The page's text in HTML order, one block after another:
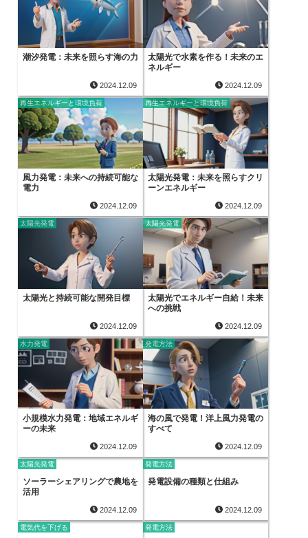
潮汐発電：未来を照らす海の力
2024.12.09
太陽光で水素を作る！未来のエ
ネルギー
2024.12.09
再生エネルギーと環境負荷
風力発電：未来への持続可能な
電力
2024.12.09
再生エネルギーと環境負荷
太陽光発電：未来を照らすクリ
ーンエネルギー
2024.12.09
太陽光発電
太陽光と持続可能な開発目標
2024.12.09
太陽光発電
太陽光でエネルギー自給！未来
への挑戦
2024.12.09
水力発電
小規模水力発電：地域エネルギ
ーの未来
2024.12.09
発電方法
海の風で発電！洋上風力発電の
すべて
2024.12.09
太陽光発電
ソーラーシェアリングで農地を
活用
2024.12.09
発電方法
発電設備の種類と仕組み
2024.12.09
電気代を下げる 発電方法